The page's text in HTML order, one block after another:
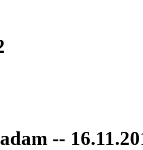
--